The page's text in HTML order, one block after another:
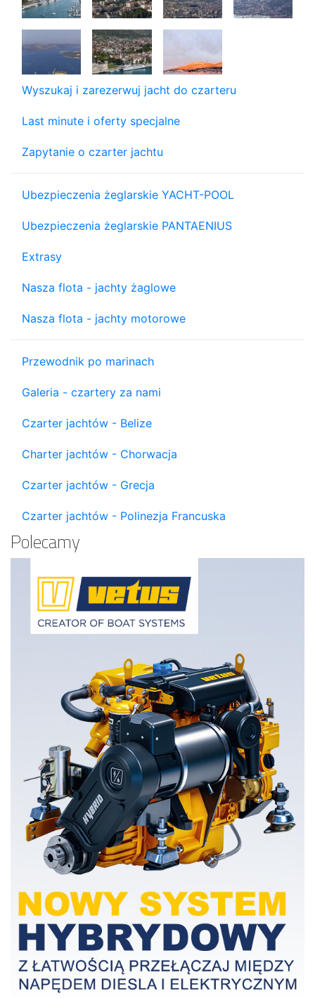
Wyszukaj i zarezerwuj jacht do czarteru
Last minute i oferty specjalne
Zapytanie o czarter jachtu
Ubezpieczenia żeglarskie YACHT-POOL
Ubezpieczenia żeglarskie PANTAENIUS
Extrasy
Nasza flota - jachty żaglowe
Nasza flota - jachty motorowe
Przewodnik po marinach
Galeria - czartery za nami
Czarter jachtów - Belize
Charter jachtów - Chorwacja
Czarter jachtów - Grecja
Czarter jachtów - Polinezja Francuska
Polecamy